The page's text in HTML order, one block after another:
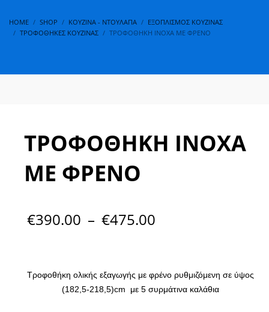
HOME SHOP ΚΟΥΖΊΝΑ - ΝΤΟΥΛΆΠΑ
ΕΞΟΠΛΙΣΜΌΣ ΚΟΥΖΊΝΑΣ
ΤΡΟΦΟΘΉΚΕΣ ΚΟΥΖΊΝΑΣ
ΤΡΟΦΟΘΗΚΗ ΙΝΟΧΑ ΜΕ ΦΡΕΝΟ
ΤΡΟΦΟΘΗΚΗ ΙΝΟΧΑ
ΜΕ ΦΡΕΝΟ
€390.00 – €475.00
Τροφοθήκη ολικής εξαγωγής με φρένο ρυθμιζόμενη σε ύψος
(182,5-218,5)cm με 5 συρμάτινα καλάθια